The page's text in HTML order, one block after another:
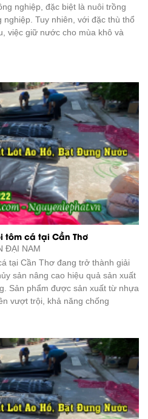
nghiệp, đặc biệt là nuôi trồng
Tuy nhiên, với đặc thù thổ
việc giữ nước cho mùa khô và
tôm cá tại Cần Thơ
ĐẠI NAM
tại Cần Thơ đang trở thành giải
sản nâng cao hiệu quả sản xuất
Sản phẩm được sản xuất từ nhựa
vượt trội, khả năng chống